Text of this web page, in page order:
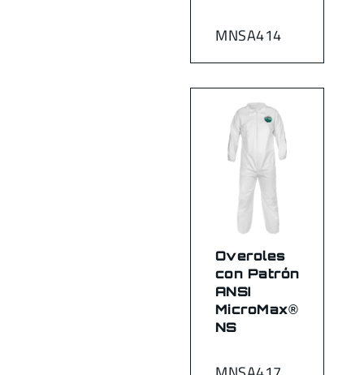
MNSA414
Overoles
con Patrón
ANSI
MicroMax®
NS